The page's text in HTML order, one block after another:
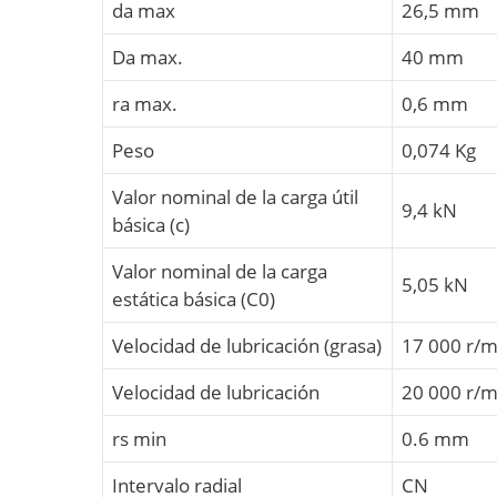
da max
26,5 mm
Da max.
40 mm
ra max.
0,6 mm
Peso
0,074 Kg
Valor nominal de la carga útil
básica (c)
9,4 kN
Valor nominal de la carga
estática básica (C0)
5,05 kN
Velocidad de lubricación (grasa)
17 000 r/
Velocidad de lubricación
20 000 r/
rs min
0.6 mm
Intervalo radial
CN